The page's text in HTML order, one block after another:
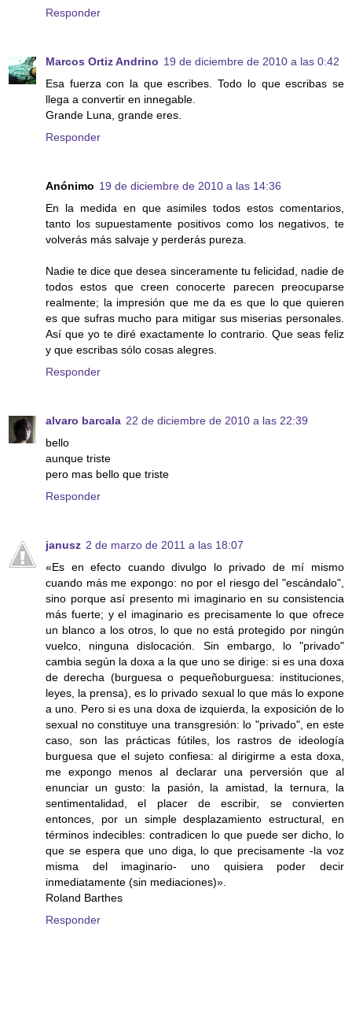
Responder
Marcos Ortiz Andrino 19 de diciembre de 2010 a las 0:42
Esa fuerza con la que escribes. Todo lo que escribas se
llega a convertir en innegable.
Grande Luna, grande eres.
Responder
Anónimo 19 de diciembre de 2010 a las 14:36
En la medida en que asimiles todos estos comentarios,
tanto los supuestamente positivos como los negativos, te
volverás más salvaje y perderás pureza.
Nadie te dice que desea sinceramente tu felicidad, nadie de
todos estos que creen conocerte parecen preocuparse
realmente; la impresión que me da es que lo que quieren
es que sufras mucho para mitigar sus miserias personales.
Así que yo te diré exactamente lo contrario. Que seas feliz
y que escribas sólo cosas alegres.
Responder
alvaro barcala 22 de diciembre de 2010 a las 22:39
bello
aunque triste
pero mas bello que triste
Responder
janusz 2 de marzo de 2011 a las 18:07
«Es en efecto cuando divulgo lo privado de mí mismo
cuando más me expongo: no por el riesgo del "escándalo",
sino porque así presento mi imaginario en su consistencia
más fuerte; y el imaginario es precisamente lo que ofrece
un blanco a los otros, lo que no está protegido por ningún
vuelco, ninguna dislocación. Sin embargo, lo "privado"
cambia según la doxa a la que uno se dirige: si es una doxa
de derecha (burguesa o pequeñoburguesa: instituciones,
leyes, la prensa), es lo privado sexual lo que más lo expone
a uno. Pero si es una doxa de izquierda, la exposición de lo
sexual no constituye una transgresión: lo "privado", en este
caso, son las prácticas fútiles, los rastros de ideología
burguesa que el sujeto confiesa: al dirigirme a esta doxa,
me expongo menos al declarar una perversión que al
enunciar un gusto: la pasión, la amistad, la ternura, la
sentimentalidad, el placer de escribir, se convierten
entonces, por un simple desplazamiento estructural, en
términos indecibles: contradicen lo que puede ser dicho, lo
que se espera que uno diga, lo que precisamente -la voz
misma del imaginario- uno quisiera poder decir
inmediatamente (sin mediaciones)».
Roland Barthes
Responder